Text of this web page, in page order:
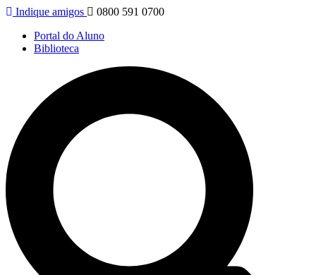
Indique amigos
0800 591 0700
Portal do Aluno
Biblioteca